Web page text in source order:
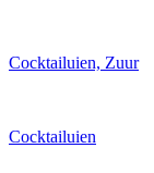
Cocktailuien, Zuur
Cocktailuien